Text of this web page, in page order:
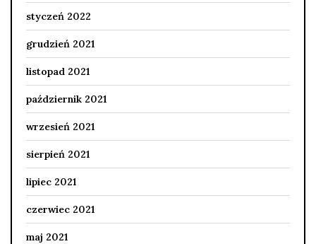
styczeń 2022
grudzień 2021
listopad 2021
październik 2021
wrzesień 2021
sierpień 2021
lipiec 2021
czerwiec 2021
maj 2021